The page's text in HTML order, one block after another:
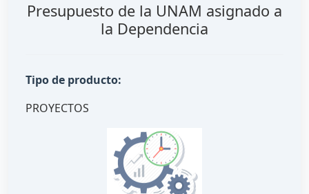
Presupuesto de la UNAM asignado a
la Dependencia
Tipo de producto:
PROYECTOS